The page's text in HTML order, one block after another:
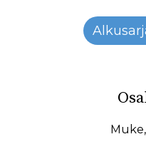
26.02.2026
22.02.2026
31.01.2026
19.01.2026
Muke,